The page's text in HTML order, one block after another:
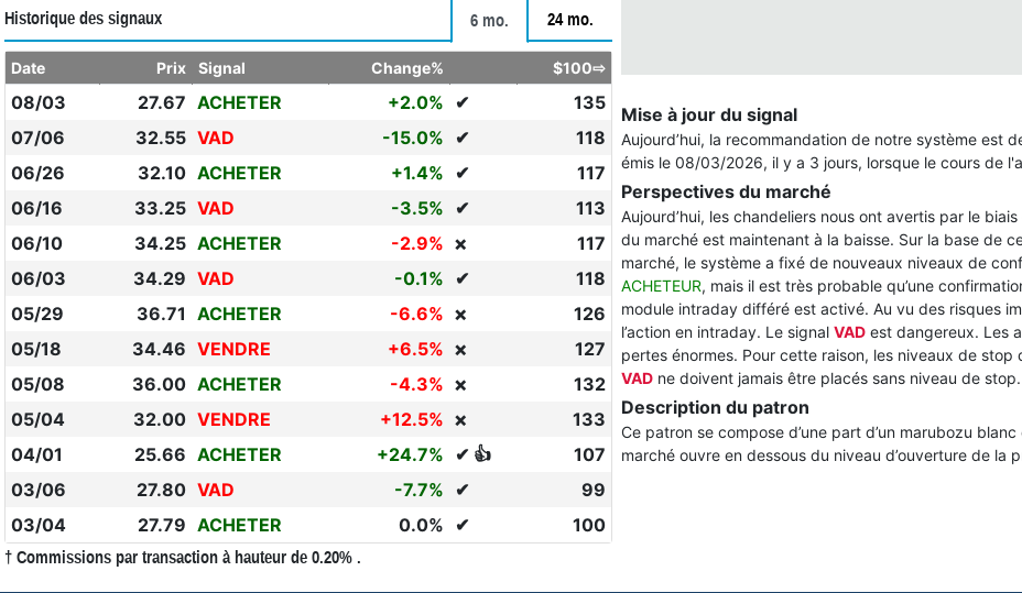
Historique des signaux 6 mo. 24 mo.
Date Prix Signal Change% $100⇨
08/03 27.67 ACHETER +2.0% ✔
135
07/06
32.55 VAD -15.0% ✔
118
06/26
32.10 ACHETER +1.4% ✔
117
06/16
33.25 VAD -3.5% ✔
113
06/10
34.25 ACHETER -2.9% ❌
117
06/03
34.29 VAD -0.1% ✔
118
05/29
36.71 ACHETER -6.6% ❌
126
05/18
34.46 VENDRE +6.5% ❌
127
05/08
36.00 ACHETER -4.3% ❌
132
05/04
32.00 VENDRE +12.5% ❌
133
04/01
25.66 ACHETER +24.7% ✔ 👍
107
03/06
27.80 VAD -7.7% ✔
99
03/04
27.79 ACHETER 0.0% ✔ 100
† Commissions par transaction à hauteur de 0.20% .
Mise à jour du signal
Aujourd’hui, la recommandation de notre système est
émis le 08/03/2026, il y a 3 jours, lorsque le cours de
Perspectives du marché
Aujourd’hui, les chandeliers nous ont avertis par le
du marché est maintenant à la baisse. Sur la base de
marché, le système a fixé de nouveaux niveaux de
ACHETEUR, mais il est très probable qu’une
module intraday différé est activé. Au vu des risques
l’action en intraday. Le signal VAD est dangereux. Les
pertes énormes. Pour cette raison, les niveaux de
VAD ne doivent jamais être placés sans niveau de stop.
Description du patron
Ce patron se compose d’une part d’un marubozu
marché ouvre en dessous du niveau d’ouverture de